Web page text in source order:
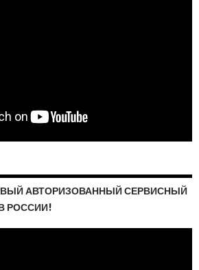
АВТОРИЗОВАННЫЙ СЕРВИСНЫЙ
В РОССИИ!